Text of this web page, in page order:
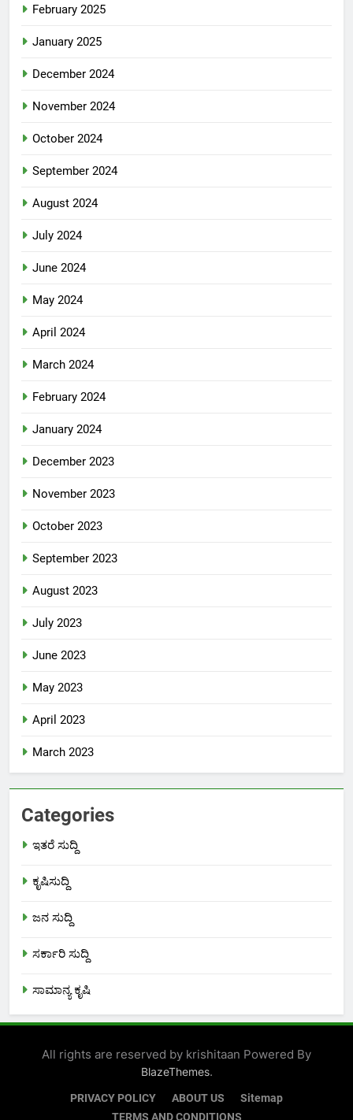
February 2025
January 2025
December 2024
November 2024
October 2024
September 2024
August 2024
July 2024
June 2024
May 2024
April 2024
March 2024
February 2024
January 2024
December 2023
November 2023
October 2023
September 2023
August 2023
July 2023
June 2023
May 2023
April 2023
March 2023
Categories
ಇತರೆ ಸುದ್ದಿ
ಕೃಷಿಸುದ್ದಿ
ಜನ ಸುದ್ದಿ
ಸರ್ಕಾರಿ ಸುದ್ದಿ
ಸಾಮಾನ್ಯ ಕೃಷಿ
All rights are reserved by krishitaan Powered By
BlazeThemes.
PRIVACY POLICY ABOUT US
Sitemap
TERMS AND CONDITIONS